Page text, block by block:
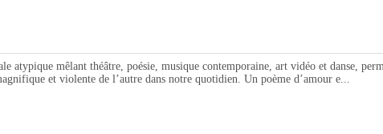
mêlant théâtre, poésie, musique contemporaine, art vidéo et danse,
et violente de l’autre dans notre quotidien. Un poème d’amour e...